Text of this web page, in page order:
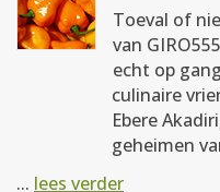
Toeval of
van
echt op
culinaire
Ebere
geheimen
... lees verder